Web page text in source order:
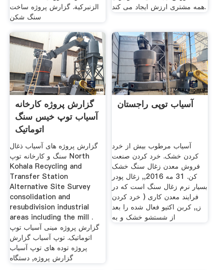
الزنبركية. گزارش پروژه ساخت
سنگ شکن
همه مشتری ارزش ایجاد می کند.
گزارش پروژه کارخانه
آسیاب توپ خیس سنگ
اتوماتیک
گزارش پروژه های آسیاب ذغال
سنگ و کارخانه توپ North
Kohala Recycling and
Transfer Station
Alternative Site Survey
consolidation and
resubdivision industrial
areas including the mill .
گزارش پروژه مینی آسیاب توپ
اتوماتیک. توپ آسیاب گزارش
پروژه توده های توپ آسیاب
گزارش پروژه, دستگاه
آسیاب توپی راجستان
آسیاب مرطوب بیش از خرد
کردن خشک. خرد کردن صنعت
فروش معدن زغال سنگ خشک
کن. 31 مه 2016,, زغال پودر
بسیار نرم زغال سنگ است که در
فرایند معدن کاری ( خرد کردن
ز,, کربن اکتیو فعال شده را بعد
از شستشو خشک و به